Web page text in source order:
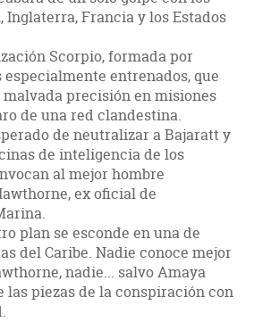
Inglaterra, Francia y los Estados
Scorpio, formada por
entrenados, que
precisión en misiones
de una red clandestina.
de neutralizar a Bajaratt y
de inteligencia de los
al mejor hombre
ex oficial de
plan se esconde en una de
del Caribe. Nadie conoce mejor
nadie... salvo Amaya
las piezas de la conspiración con